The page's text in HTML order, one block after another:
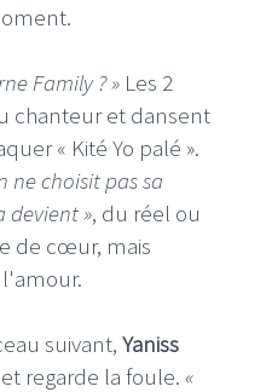
Family ? » Les 2
chanteur et dansent
« Kité Yo palé ».
ne choisit pas sa
devient », du réel ou
de cœur, mais
suivant, Yaniss
regarde la foule. «